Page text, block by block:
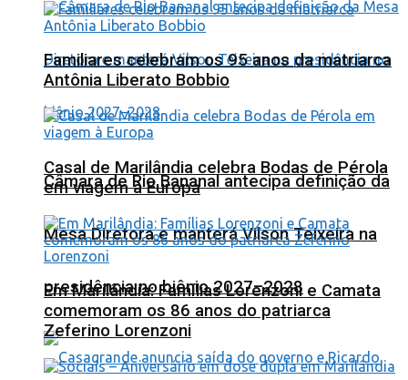
Câmara de Rio Bananal antecipa definição da
Mesa Diretora e manterá Vilson Teixeira na
presidência no biênio 2027–2028
Familiares celebram os 95 anos da matriarca
Antônia Liberato Bobbio
Casal de Marilândia celebra Bodas de Pérola
em viagem à Europa
Em Marilândia: Famílias Lorenzoni e Camata
comemoram os 86 anos do patriarca
Zeferino Lorenzoni